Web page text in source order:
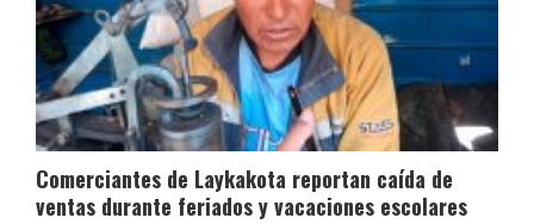
Comerciantes de Laykakota reportan caída de
ventas durante feriados y vacaciones escolares